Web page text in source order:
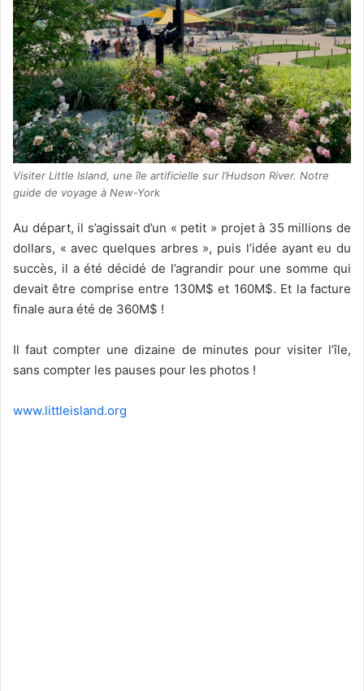
Visiter Little Island, une île artificielle sur l’Hudson River. Notre
guide de voyage à New-York
Au départ, il s’agissait d’un « petit » projet à 35 millions de
dollars, « avec quelques arbres », puis l’idée ayant eu du
succès, il a été décidé de l’agrandir pour une somme qui
devait être comprise entre 130M$ et 160M$. Et la facture
finale aura été de 360M$ !
Il faut compter une dizaine de minutes pour visiter l’île,
sans compter les pauses pour les photos !
www.littleisland.org